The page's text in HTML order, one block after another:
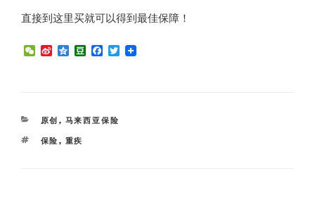
直接到这里买就可以得到最佳保障！
W
S
i
b
o
Q
D
F
o
k
T
CATEGORIES
原创 , 马来西亚保险
TAGS
保险 , 重疾